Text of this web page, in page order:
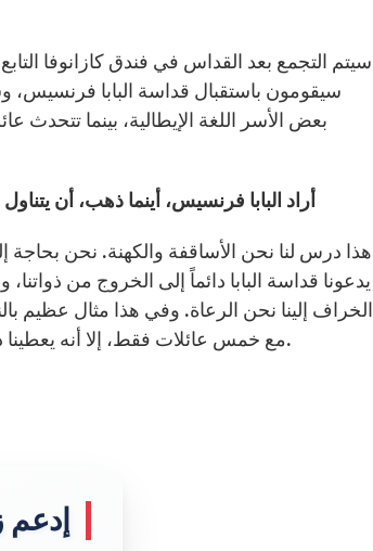
سيتم التجمع بعد القداس في فندق كازانوفا
سيقومون باستقبال قداسة البابا فرنسيس،
بعض الأسر اللغة الإيطالية، بينما تتحدث
5 – أراد البابا فرنسيس، أينما ذهب، أن
هذا درس لنا نحن الأساقفة والكهنة. نحن بحاجة
يدعونا قداسة البابا دائماً إلى الخروج من
الخراف إلينا نحن الرعاة. وفي هذا مثال عظيم
مع خمس عائلات فقط، إلا أنه يعطينا دفعة جيّدة إلى الأمام كي نواصل نحن بدورنا العمل الذي من واجبنا القيام به.
إدعم